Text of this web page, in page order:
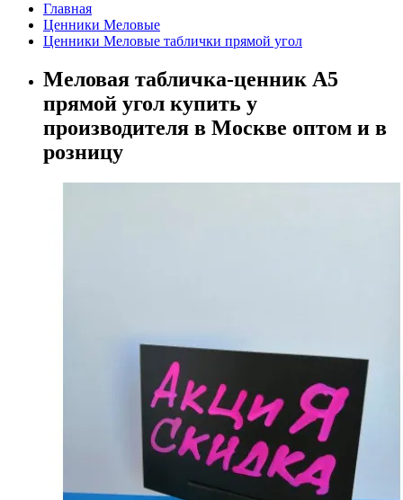
Главная
Ценники Меловые
Ценники Меловые таблички прямой угол
Меловая табличка-ценник А5
прямой угол купить у
производителя в Москве оптом и в
розницу